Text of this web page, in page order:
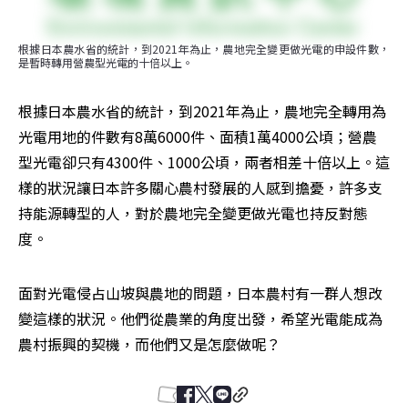
根據日本農水省的統計，到2021年為止，農地完全變更做光電的申設件數，
是暫時轉用營農型光電的十倍以上。
根據日本農水省的統計，到2021年為止，農地完全轉用為
光電用地的件數有8萬6000件、面積1萬4000公頃；營農
型光電卻只有4300件、1000公頃，兩者相差十倍以上。這
樣的狀況讓日本許多關心農村發展的人感到擔憂，許多支
持能源轉型的人，對於農地完全變更做光電也持反對態
度。
面對光電侵占山坡與農地的問題，日本農村有一群人想改
變這樣的狀況。他們從農業的角度出發，希望光電能成為
農村振興的契機，而他們又是怎麼做呢？